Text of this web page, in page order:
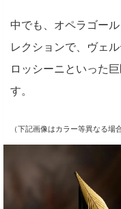
中でも、オペラゴー
レクションで、ヴェ
ロッシーニといった
す。
（下記画像はカラー等異なる場